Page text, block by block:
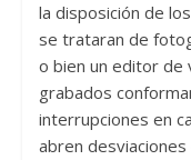
la disposición de
se trataran de
o bien un editor de
grabados
interrupciones en
abren